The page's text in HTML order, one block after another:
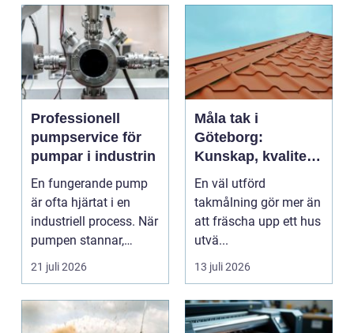
Professionell
pumpservice för
pumpar i industrin
En fungerande pump
är ofta hjärtat i en
industriell process. När
pumpen stannar,
stan...
21 juli 2026
Måla tak i
Göteborg:
Kunskap, kvalitet
och långsiktigt
skydd vid
takmålning i
Göteborg
En väl utförd
takmålning gör mer än
att fräscha upp ett hus
utvä...
13 juli 2026